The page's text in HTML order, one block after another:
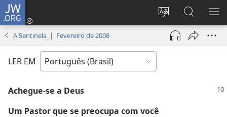
JW.ORG
Mudar
idioma
Log
(abre
janela)
Buscar
no
JW.ORG
A Sentinela | Fevereiro de 2008
LER EM
Achegue-se a Deus
Um Pastor que se preocupa com você